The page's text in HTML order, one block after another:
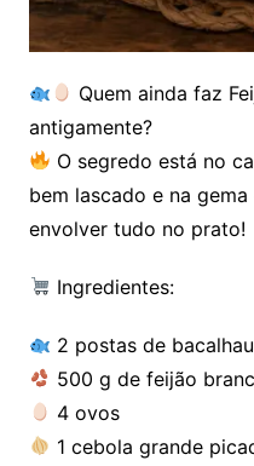
Quem ainda faz
antigamente?
O segredo está no
bem lascado e na
envolver tudo no prato!
Ingredientes:
2 postas de
500 g de feijão
4 ovos
1 cebola grande